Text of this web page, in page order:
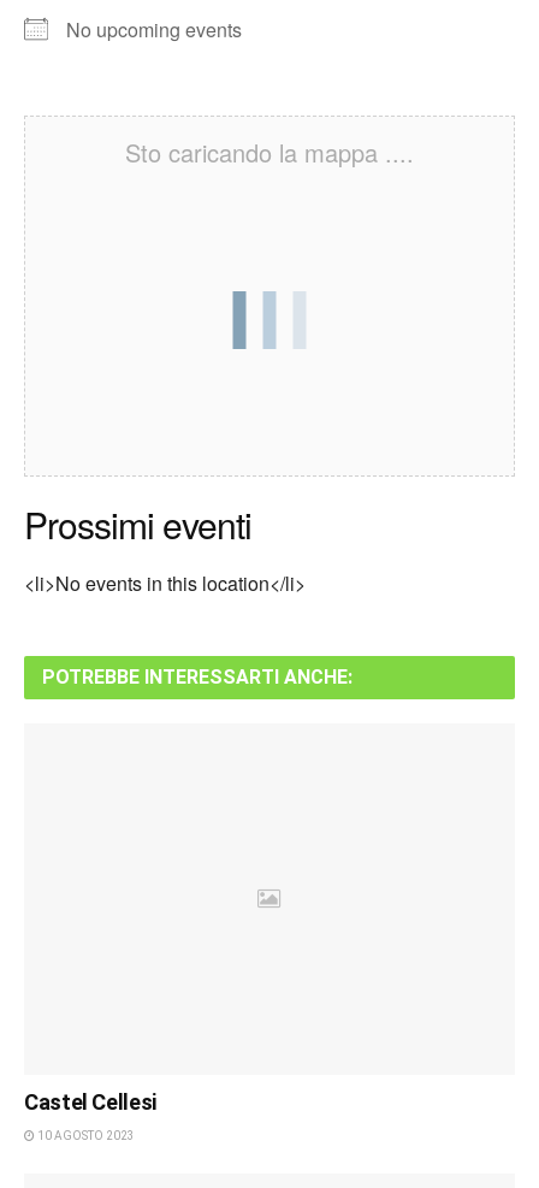
No upcoming events
Sto caricando la mappa ....
Prossimi eventi
<li>No events in this location</li>
POTREBBE INTERESSARTI ANCHE:
Castel Cellesi
10 AGOSTO 2023